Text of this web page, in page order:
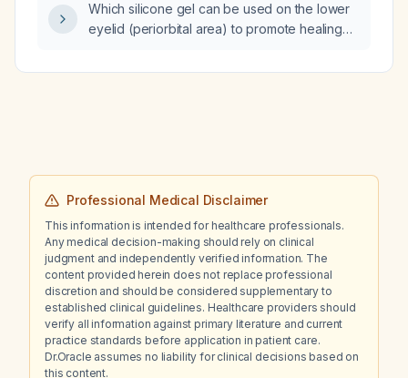
Which silicone gel can be used on the lower
eyelid (periorbital area) to promote healing
Professional Medical Disclaimer
This information is intended for healthcare professionals.
Any medical decision-making should rely on clinical
judgment and independently verified information. The
content provided herein does not replace professional
discretion and should be considered supplementary to
established clinical guidelines. Healthcare providers should
verify all information against primary literature and current
practice standards before application in patient care.
Dr.Oracle assumes no liability for clinical decisions based on
this content.